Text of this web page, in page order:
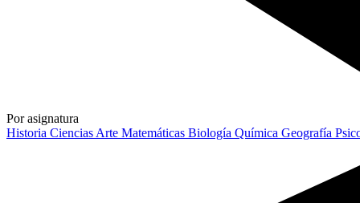
Por asignatura
Historia Ciencias Arte Matemáticas Biología Química Geografía